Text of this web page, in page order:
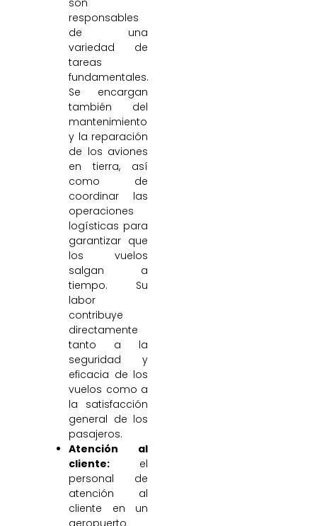
responsables
de una
variedad de
tareas
fundamentales.
Se encargan
también del
mantenimiento
y la reparación
de los aviones
en tierra, así
como de
coordinar las
operaciones
logísticas para
garantizar que
los vuelos
salgan a
tiempo. Su
labor
contribuye
directamente
tanto a la
seguridad y
eficacia de los
vuelos como a
la satisfacción
general de los
pasajeros.
Atención al
cliente: el
personal de
atención al
cliente en un
aeropuerto